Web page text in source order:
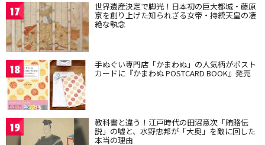
17 世界遺産決定で脚光！日本初の巨大都城・藤原
京を創り上げた知られざる女帝・持統天皇の凄
絶な執念
18 手ぬぐい専門店「かまわぬ」の人気柄がポスト
カードに『かまわぬ POSTCARD BOOK』発売
19 教科書と違う！江戸時代の田沼意次「賄賂伝
説」の嘘と、水野忠邦が「大奥」を敵に回した
本当の理由